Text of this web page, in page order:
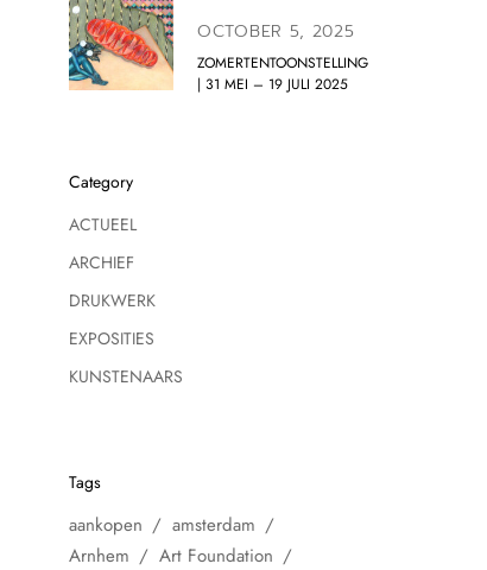
OCTOBER 5, 2025
ZOMERTENTOONSTELLING
| 31 MEI – 19 JULI 2025
Category
ACTUEEL
ARCHIEF
DRUKWERK
EXPOSITIES
KUNSTENAARS
Tags
aankopen
amsterdam
Arnhem
Art Foundation